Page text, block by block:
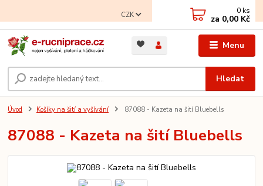
Menu
CZK
Hledat
0 ks
za 0,00 Kč
Úvod Košíky na šití a vyšívání 87088 - Kazeta na šití Bluebells
87088 - Kazeta na šití Bluebells